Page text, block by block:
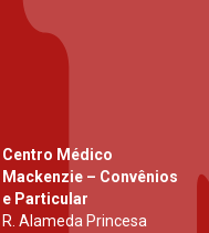
Centro Médico
Mackenzie – Convênios
e Particular
R. Alameda Princesa